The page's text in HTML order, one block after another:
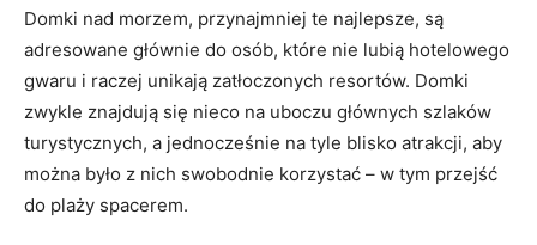
Domki nad morzem, przynajmniej te najlepsze, są
adresowane głównie do osób, które nie lubią hotelowego
gwaru i raczej unikają zatłoczonych resortów. Domki
zwykle znajdują się nieco na uboczu głównych szlaków
turystycznych, a jednocześnie na tyle blisko atrakcji, aby
można było z nich swobodnie korzystać – w tym przejść
do plaży spacerem.